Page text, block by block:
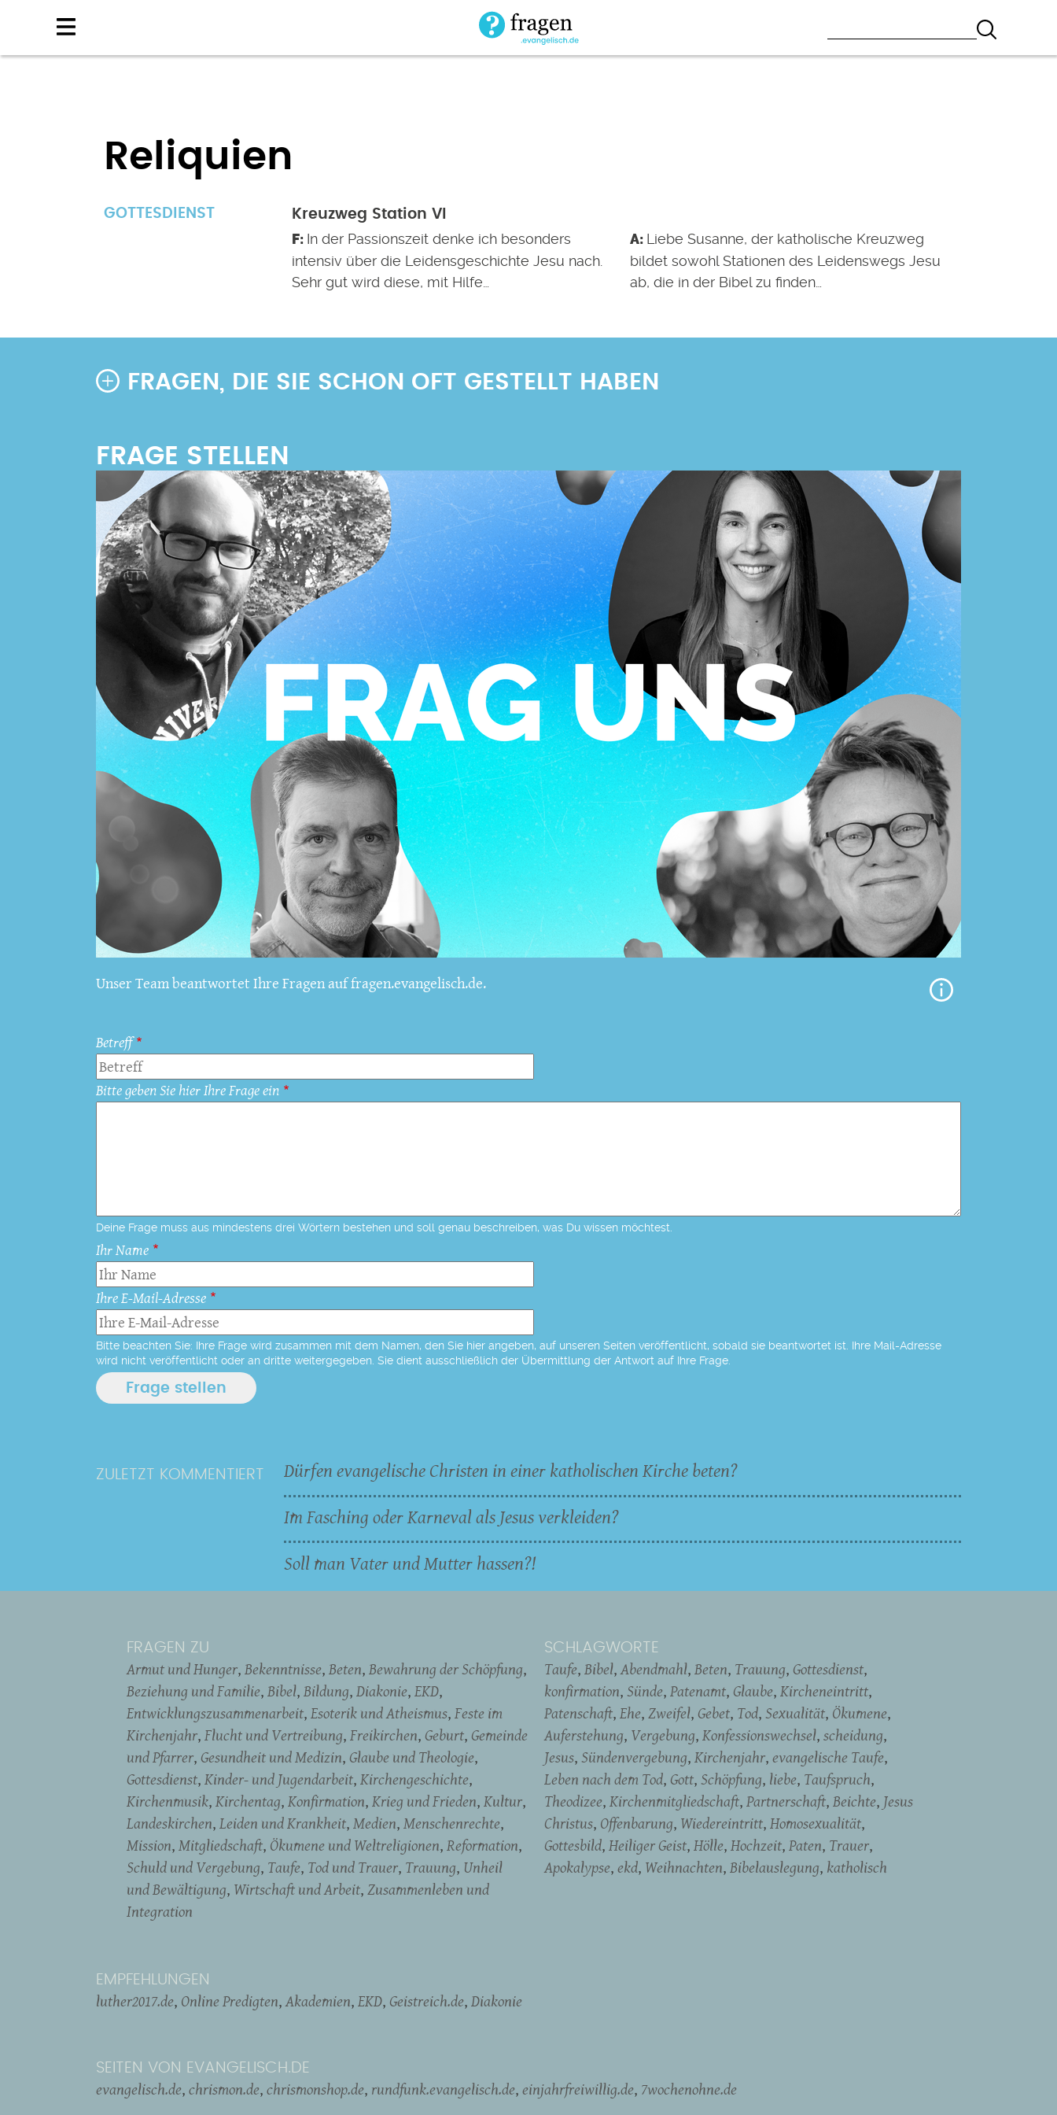
Reliquien
GOTTESDIENST Kreuzweg Station VI
In der Passionszeit denke ich besonders
intensiv über die Leidensgeschichte Jesu nach.
Sehr gut wird diese, mit Hilfe…
Liebe Susanne, der katholische Kreuzweg
bildet sowohl Stationen des Leidenswegs Jesu
ab, die in der Bibel zu finden…
FRAGEN, DIE SIE SCHON OFT GESTELLT HABEN
Unser Team beantwortet Ihre Fragen auf fragen.evangelisch.de.
Betreff
Bitte geben Sie hier Ihre Frage ein
Deine Frage muss aus mindestens drei Wörtern bestehen und soll genau beschreiben, was Du wissen möchtest.
Ihr Name
Ihre E-Mail-Adresse
Bitte beachten Sie: Ihre Frage wird zusammen mit dem Namen, den Sie hier angeben, auf unseren Seiten veröffentlicht, sobald sie beantwortet ist. Ihre Mail-Adresse
wird nicht veröffentlicht oder an dritte weitergegeben. Sie dient ausschließlich der Übermittlung der Antwort auf Ihre Frage.
ZULETZT KOMMENTIERT
Dürfen evangelische Christen in einer katholischen Kirche beten?
Im Fasching oder Karneval als Jesus verkleiden?
Soll man Vater und Mutter hassen?!
FRAGEN ZU
Armut und Hunger Bekenntnisse Beten Bewahrung der Schöpfung
Beziehung und Familie Bibel Bildung Diakonie EKD
Entwicklungszusammenarbeit Esoterik und Atheismus Feste im
Kirchenjahr Flucht und Vertreibung Freikirchen Geburt Gemeinde
und Pfarrer Gesundheit und Medizin Glaube und Theologie
Gottesdienst Kinder- und Jugendarbeit Kirchengeschichte
Kirchenmusik Kirchentag Konfirmation Krieg und Frieden Kultur
Landeskirchen Leiden und Krankheit Medien Menschenrechte
Mission Mitgliedschaft Ökumene und Weltreligionen Reformation
Schuld und Vergebung Taufe Tod und Trauer Trauung Unheil
und Bewältigung Wirtschaft und Arbeit Zusammenleben und
Integration
SCHLAGWORTE
Taufe Bibel Abendmahl Beten Trauung Gottesdienst
konfirmation Sünde Patenamt Glaube Kircheneintritt
Patenschaft Ehe Zweifel Gebet Tod Sexualität Ökumene
Auferstehung Vergebung Konfessionswechsel scheidung
Jesus Sündenvergebung Kirchenjahr evangelische Taufe
Leben nach dem Tod Gott Schöpfung liebe Taufspruch
Theodizee Kirchenmitgliedschaft Partnerschaft Beichte Jesus
Christus Offenbarung Wiedereintritt Homosexualität
Gottesbild Heiliger Geist Hölle Hochzeit Paten Trauer
Apokalypse ekd Weihnachten Bibelauslegung katholisch
EMPFEHLUNGEN
luther2017.de Online Predigten Akademien EKD Geistreich.de Diakonie
SEITEN VON EVANGELISCH.DE
evangelisch.de chrismon.de chrismonshop.de rundfunk.evangelisch.de einjahrfreiwillig.de 7wochenohne.de